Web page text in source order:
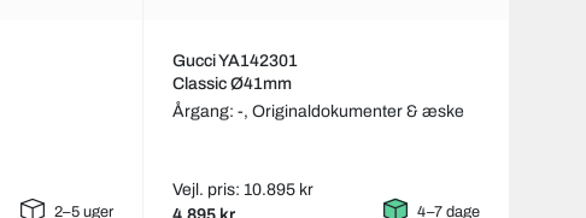
2–5 uger
Gucci YA142301
Classic Ø41mm
Årgang: -, Originaldokumenter & æske
Vejl. pris: 10.895 kr
4–7 dage